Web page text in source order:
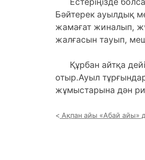
Бәйтерек ауылдық
жамағат жиналып,
жалғасын тауып,
Құрбан айтқа
отыр.Ауыл
жұмыстарына дән
Ақпан айы «Абай айы»